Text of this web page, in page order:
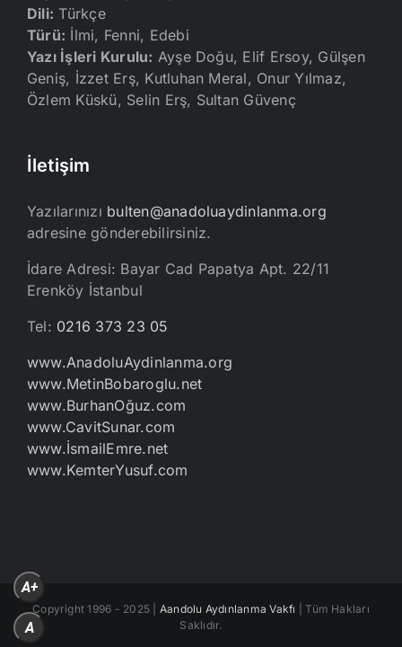
Dili: Türkçe
Türü: İlmi, Fenni, Edebi
Yazı İşleri Kurulu: Ayşe Doğu, Elif Ersoy, Gülşen
Geniş, İzzet Erş, Kutluhan Meral, Onur Yılmaz,
Özlem Küskü, Selin Erş, Sultan Güvenç
İletişim
Yazılarınızı bulten@anadoluaydinlanma.org
adresine gönderebilirsiniz.
İdare Adresi: Bayar Cad Papatya Apt. 22/11
Erenköy İstanbul
Tel: 0216 373 23 05
www.AnadoluAydinlanma.org
www.MetinBobaroglu.net
www.BurhanOğuz.com
www.CavitSunar.com
www.İsmailEmre.net
www.KemterYusuf.com
Copyright 1996 - 2025 | Aandolu Aydınlanma Vakfı
| Tüm Hakları
Saklıdır.
A+
A